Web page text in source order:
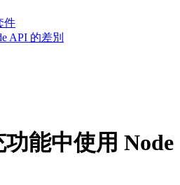
件
API 的差別
能中使用 Node